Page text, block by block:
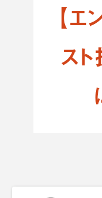
【エ
ス